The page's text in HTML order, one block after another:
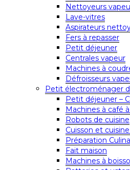
Nettoyeurs
Lave-vitres
Aspirateurs
Fers à repasser
Petit déjeuner
Centrales vapeur
Machines à
Défroisseurs
Petit électroménager
Petit déjeuner –
Machines à café
Robots de cuisine
Cuisson et
Préparation
Fait maison
Machines à